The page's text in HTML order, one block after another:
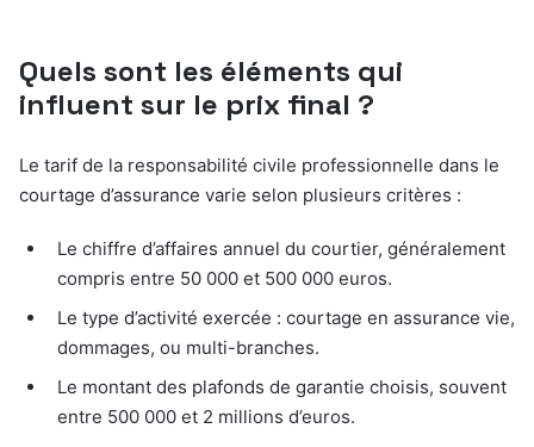
Quels sont les éléments qui
influent sur le prix final ?
Le tarif de la responsabilité civile professionnelle dans le
courtage d’assurance varie selon plusieurs critères :
Le chiffre d’affaires annuel du courtier, généralement
compris entre 50 000 et 500 000 euros.
Le type d’activité exercée : courtage en assurance vie,
dommages, ou multi-branches.
Le montant des plafonds de garantie choisis, souvent
entre 500 000 et 2 millions d’euros.